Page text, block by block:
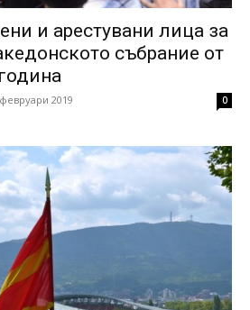
и арестувани лица за
събрание от
2019 0